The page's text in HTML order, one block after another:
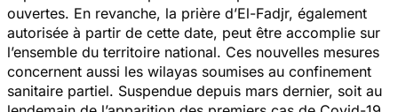
ouvertes. En revanche, la prière d’El-Fadjr, également
autorisée à partir de cette date, peut être accomplie sur
l’ensemble du territoire national. Ces nouvelles mesures
concernent aussi les wilayas soumises au confinement
sanitaire partiel. Suspendue depuis mars dernier, soit au